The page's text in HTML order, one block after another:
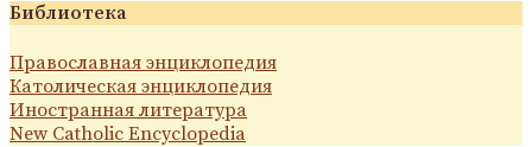
Библиотека
Православная энциклопедия
Католическая энциклопедия
Иностранная литература
New Catholic Encyclopedia